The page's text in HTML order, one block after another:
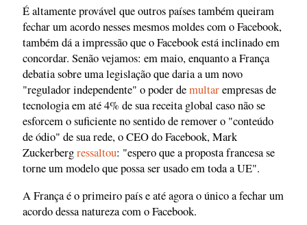
É altamente provável que outros países também queiram
fechar um acordo nesses mesmos moldes com o Facebook,
também dá a impressão que o Facebook está inclinado em
concordar. Senão vejamos: em maio, enquanto a França
debatia sobre uma legislação que daria a um novo
"regulador independente" o poder demultarempresas de
tecnologia em até 4% de sua receita global caso não se
esforcem o suficiente no sentido de remover o "conteúdo
de ódio" de sua rede, o CEO do Facebook, Mark
Zuckerbergressaltou: "espero que a proposta francesa se
torne um modelo que possa ser usado em toda a UE".
A França é o primeiro país e até agora o único a fechar um
acordo dessa natureza com o Facebook.